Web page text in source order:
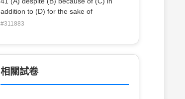
addition to (D) for the sake of
#311883
相關試卷